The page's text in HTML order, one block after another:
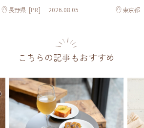
長野県 [PR] 2026.08.05 東京都
こちらの記事もおすすめ